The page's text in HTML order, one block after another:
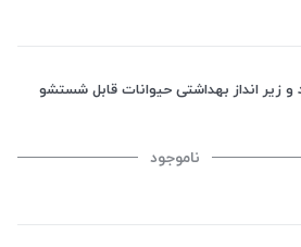
و زیر انداز بهداشتی حیوانات قابل شستشو
ناموجود